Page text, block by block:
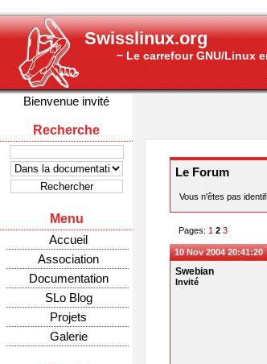
Swisslinux.org
− Le carrefour GNU/Linux
Bienvenue invité
Recherche
Menu
Accueil
Association
Documentation
SLo Blog
Projets
Galerie
Le Forum
Vous n'êtes pas
Pages: 1 2 3
10 Nov 2004 20:41:20
Swebian
Invité